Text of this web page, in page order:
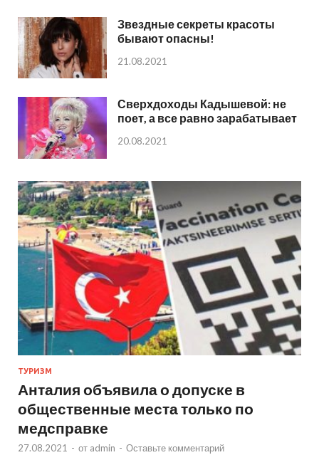
Звездные секреты красоты
бывают опасны!
21.08.2021
Сверхдоходы Кадышевой: не
поет, а все равно зарабатывает
20.08.2021
ТУРИЗМ
Анталия объявила о допуске в
общественные места только по
медсправке
27.08.2021 - от admin - Оставьте комментарий